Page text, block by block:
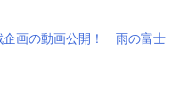
企画の動画公開！ 雨の富士